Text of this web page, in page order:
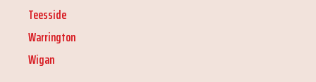
Teesside
Warrington
Wigan